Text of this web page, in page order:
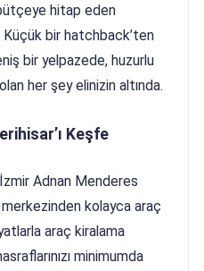
hitap eden
bir hatchback’ten
bir yelpazede, huzurlu
her şey elinizin altında.
Keşfe
İzmir Adnan Menderes
merkezinden kolayca araç
araç kiralama
minimumda